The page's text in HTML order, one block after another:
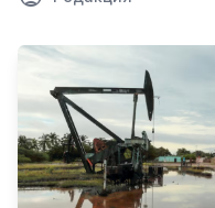
Білім және Ғылым
Спорт
Ауа райы
Денсаулық
Бизнес
Қылмыс